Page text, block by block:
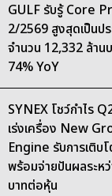
GULF รับรู้ Core
2/2569 สูงสุดเป็นป
จำนวน 12,332 ล้าน
74% YoY
SYNEX โชว์กำไร
เร่งเครื่อง New
Engine รับการเติบโ
พร้อมจ่ายปันผลระห
บาทต่อหุ้น